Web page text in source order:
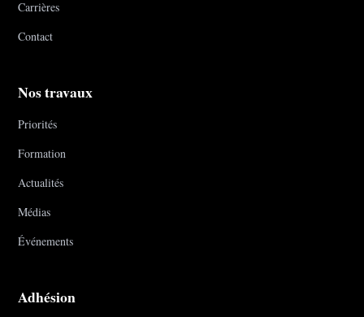
Carrières
Contact
Nos travaux
Priorités
Formation
Actualités
Médias
Événements
Adhésion